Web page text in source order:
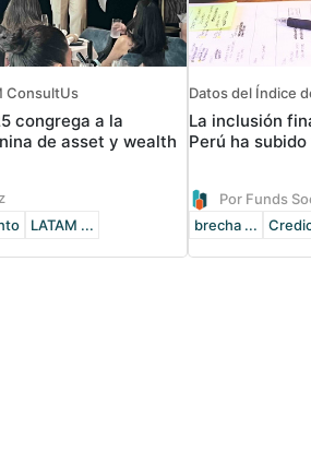
ConsultUs
congrega a la
de asset y wealth
LATAM ...
Datos del Índice
La inclusión
Perú ha
Por Funds
brecha ...